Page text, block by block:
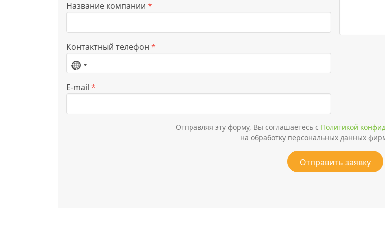
Название компании *
Контактный телефон *
Страна
выбрана
E-mail *
Отправляя эту форму, Вы соглашаетесь с Политикой
на обработку персональных данных
Отправить заявку